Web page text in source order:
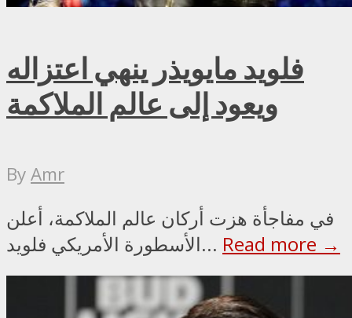
فلويد مايويذر ينهي اعتزاله
ويعود إلى عالم الملاكمة
ByAmr
في مفاجأة هزت أركان عالم الملاكمة، أعلن
الأسطورة الأمريكي فلويد... Read more →